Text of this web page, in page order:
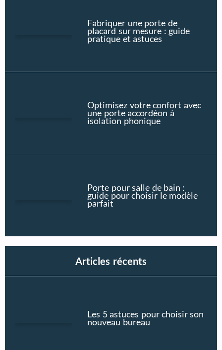
Fabriquer une porte de
placard sur mesure : guide
pratique et astuces
Optimisez votre confort avec
une porte accordéon à
isolation phonique
Porte pour salle de bain :
guide pour choisir le modèle
parfait
Articles récents
Les 5 astuces pour choisir son
nouveau bureau